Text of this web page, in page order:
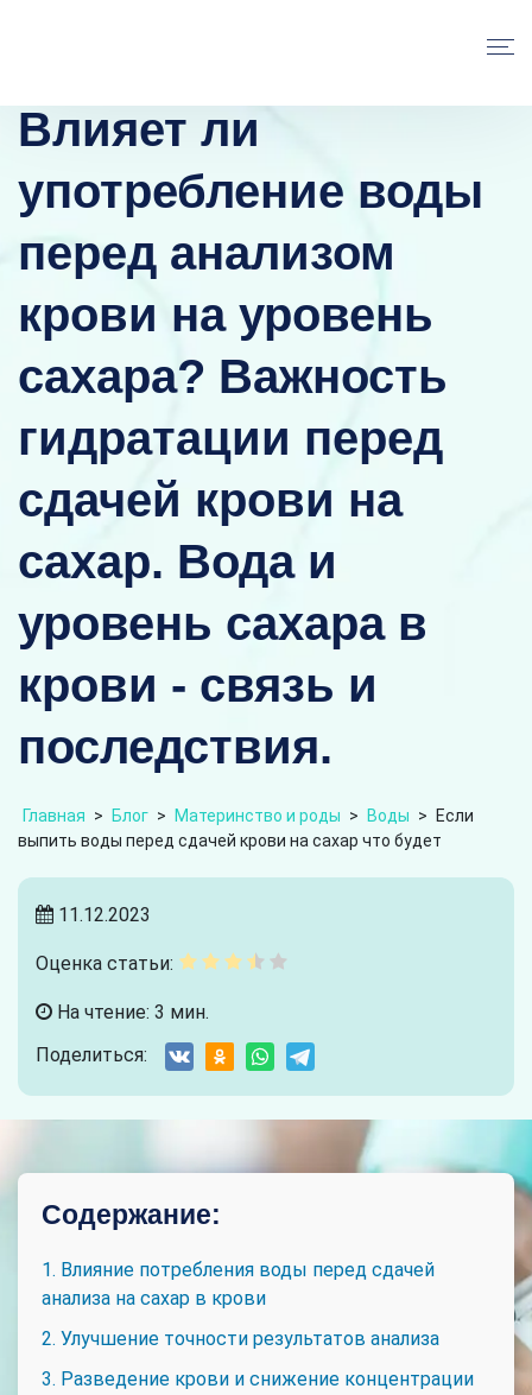
Влияет ли
употребление воды
перед анализом
крови на уровень
сахара? Важность
гидратации перед
сдачей крови на
сахар. Вода и
уровень сахара в
крови - связь и
последствия.
Главная > Блог > Материнство и роды > Воды >
Если
выпить воды перед сдачей крови на сахар что будет
11.12.2023
Оценка статьи:
На чтение: 3 мин.
Поделиться:
Содержание:
1. Влияние потребления воды перед сдачей
анализа на сахар в крови
2. Улучшение точности результатов анализа
3. Разведение крови и снижение концентрации